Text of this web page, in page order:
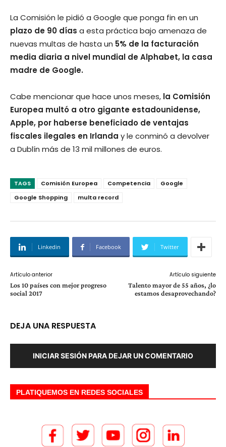
La Comisión le pidió a Google que ponga fin en un
plazo de 90 días a esta práctica bajo amenaza de
nuevas multas de hasta un 5% de la facturación
media diaria a nivel mundial de Alphabet, la casa
madre de Google.
Cabe mencionar que hace unos meses, la Comisión
Europea multó a otro gigante estadounidense,
Apple, por haberse beneficiado de ventajas
fiscales ilegales en Irlanda y le conminó a devolver
a Dublín más de 13 mil millones de euros.
TAGS Comisión Europea Competencia
Google
Google Shopping
multa record
Linkedin Facebook Twitter
Artículo anterior
Los 10 países con mejor progreso
social 2017
Artículo siguiente
Talento mayor de 55 años, ¿lo
estamos desaprovechando?
DEJA UNA RESPUESTA
INICIAR SESIÓN PARA DEJAR UN COMENTARIO
PLATIQUEMOS EN REDES SOCIALES